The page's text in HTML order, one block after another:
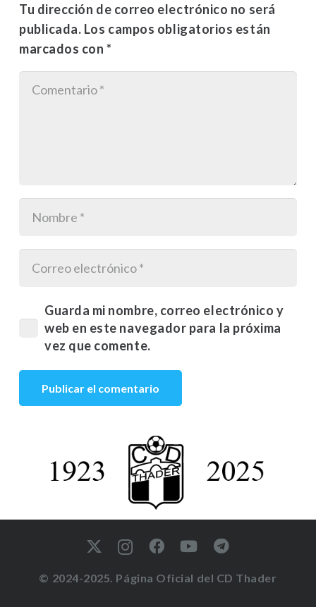
Tu dirección de correo electrónico no será
publicada. Los campos obligatorios están
marcados con*
Guarda mi nombre, correo electrónico y
web en este navegador para la próxima
vez que comente.
Publicar el comentario
© 2024-2025. Página Oficial del CD Thader